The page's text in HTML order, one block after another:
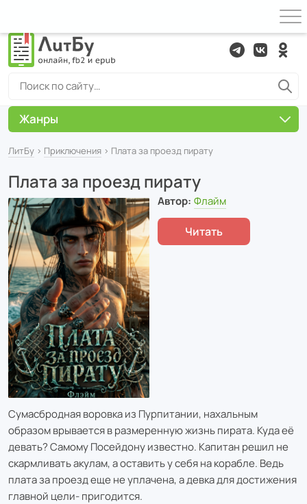
ЛитБу › Приключения › Плата за проезд пирату
Плата за проезд пирату
Автор: Флайм
Читать
Сумасбродная воровка из Пурпитании, нахальным
образом врывается в размеренную жизнь пирата. Куда её
девать? Самому Посейдону известно. Капитан решил не
скармливать акулам, а оставить у себя на корабле. Ведь
плата за проезд еще не уплачена, а девка для достижения
главной цели- пригодится.
Жанры